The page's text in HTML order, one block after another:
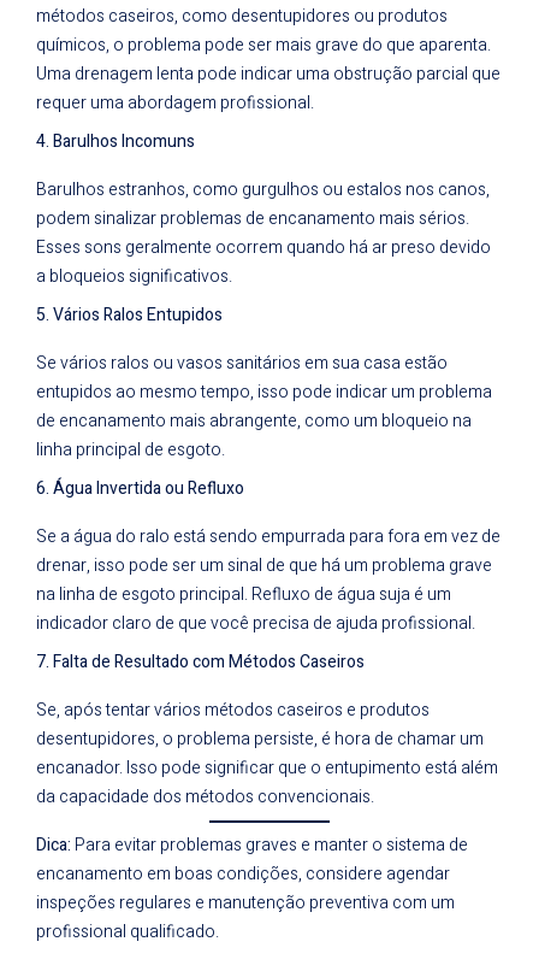
métodos caseiros, como desentupidores ou produtos
químicos, o problema pode ser mais grave do que aparenta.
Uma drenagem lenta pode indicar uma obstrução parcial que
requer uma abordagem profissional.
4. Barulhos Incomuns
Barulhos estranhos, como gurgulhos ou estalos nos canos,
podem sinalizar problemas de encanamento mais sérios.
Esses sons geralmente ocorrem quando há ar preso devido
a bloqueios significativos.
5. Vários Ralos Entupidos
Se vários ralos ou vasos sanitários em sua casa estão
entupidos ao mesmo tempo, isso pode indicar um problema
de encanamento mais abrangente, como um bloqueio na
linha principal de esgoto.
6. Água Invertida ou Refluxo
Se a água do ralo está sendo empurrada para fora em vez de
drenar, isso pode ser um sinal de que há um problema grave
na linha de esgoto principal. Refluxo de água suja é um
indicador claro de que você precisa de ajuda profissional.
7. Falta de Resultado com Métodos Caseiros
Se, após tentar vários métodos caseiros e produtos
desentupidores, o problema persiste, é hora de chamar um
encanador. Isso pode significar que o entupimento está além
da capacidade dos métodos convencionais.
Dica: Para evitar problemas graves e manter o sistema de
encanamento em boas condições, considere agendar
inspeções regulares e manutenção preventiva com um
profissional qualificado.